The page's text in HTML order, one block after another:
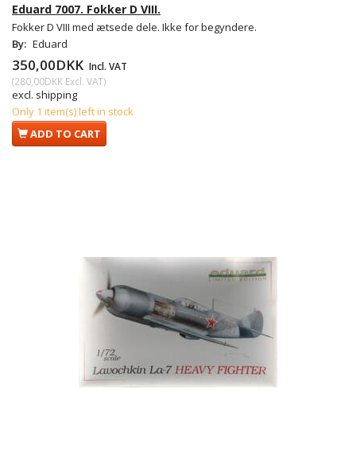
Eduard 7007. Fokker D VIII.
Fokker D VIII med ætsede dele. Ikke for begyndere.
By: Eduard
350,00DKK Incl. VAT
(280,00DKK Excl. VAT)
excl. shipping
Only 1 item(s) left in stock
ADD TO CART